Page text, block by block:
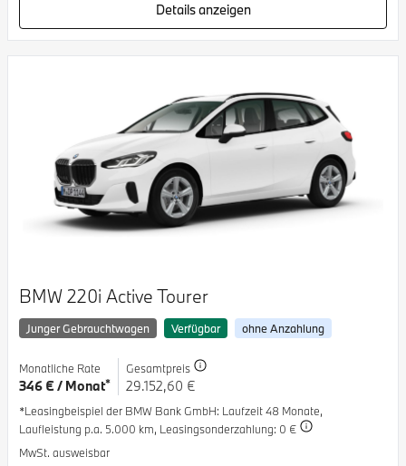
Details anzeigen
BMW 220i Active Tourer
Junger Gebrauchtwagen Verfügbar ohne Anzahlung
Monatliche Rate
346 € / Monat*
Gesamtpreis
29.152,60 €
*Leasingbeispiel der BMW Bank GmbH: Laufzeit 48 Monate,
Laufleistung p.a. 5.000 km, Leasingsonderzahlung: 0 €
MwSt. ausweisbar